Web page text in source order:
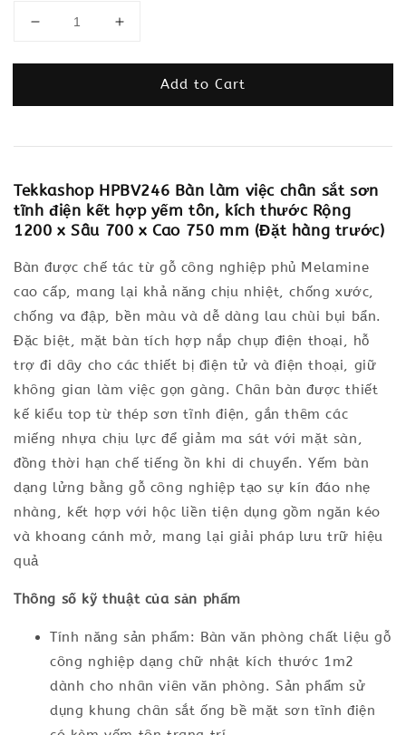
Add to Cart
Tekkashop HPBV246 Bàn làm việc chân sắt sơn
tĩnh điện kết hợp yếm tôn, kích thước Rộng
1200 x Sâu 700 x Cao 750 mm (Đặt hàng trước)
Bàn được chế tác từ gỗ công nghiệp phủ Melamine
cao cấp, mang lại khả năng chịu nhiệt, chống xước,
chống va đập, bền màu và dễ dàng lau chùi bụi bẩn.
Đặc biệt, mặt bàn tích hợp nắp chụp điện thoại, hỗ
trợ đi dây cho các thiết bị điện tử và điện thoại, giữ
không gian làm việc gọn gàng. Chân bàn được thiết
kế kiểu top từ thép sơn tĩnh điện, gắn thêm các
miếng nhựa chịu lực để giảm ma sát với mặt sàn,
đồng thời hạn chế tiếng ồn khi di chuyển. Yếm bàn
dạng lửng bằng gỗ công nghiệp tạo sự kín đáo nhẹ
nhàng, kết hợp với hộc liền tiện dụng gồm ngăn kéo
và khoang cánh mở, mang lại giải pháp lưu trữ hiệu
quả
Thông số kỹ thuật của sản phẩm
Tính năng sản phẩm: Bàn văn phòng chất liệu gỗ
công nghiệp dạng chữ nhật kích thước 1m2
dành cho nhân viên văn phòng. Sản phẩm sử
dụng khung chân sắt ống bề mặt sơn tĩnh điện